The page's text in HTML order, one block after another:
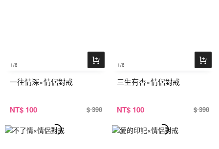
1/6
一往情深×情侶對戒
NT$ 100 $ 390
1/6
三生有杏×情侶對戒
NT$ 100 $ 390